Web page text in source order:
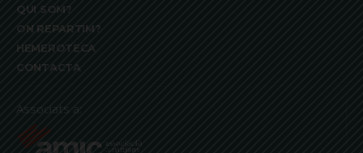
QUI SOM?
ON REPARTIM?
HEMEROTECA
CONTACTA
Associats a: